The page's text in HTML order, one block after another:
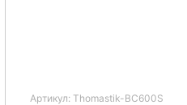
Артикул: Thomastik-BC600S